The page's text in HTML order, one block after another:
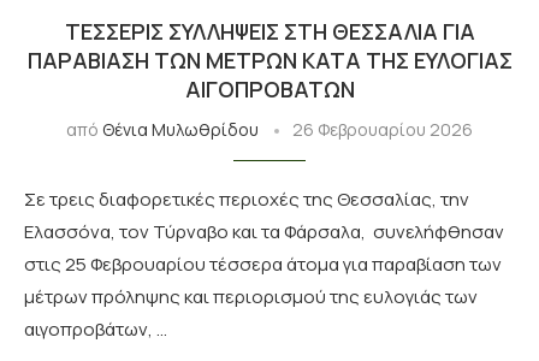
ΤΈΣΣΕΡΙΣ ΣΥΛΛΉΨΕΙΣ ΣΤΗ ΘΕΣΣΑΛΊΑ ΓΙΑ
ΠΑΡΑΒΊΑΣΗ ΤΩΝ ΜΈΤΡΩΝ ΚΑΤΆ ΤΗΣ ΕΥΛΟΓΙΆΣ
ΑΙΓΟΠΡΟΒΆΤΩΝ
από Θένια Μυλωθρίδου 26 Φεβρουαρίου 2026
Σε τρεις διαφορετικές περιοχές της Θεσσαλίας, την
Ελασσόνα, τον Τύρναβο και τα Φάρσαλα, συνελήφθησαν
στις 25 Φεβρουαρίου τέσσερα άτομα για παραβίαση των
μέτρων πρόληψης και περιορισμού της ευλογιάς των
αιγοπροβάτων, …